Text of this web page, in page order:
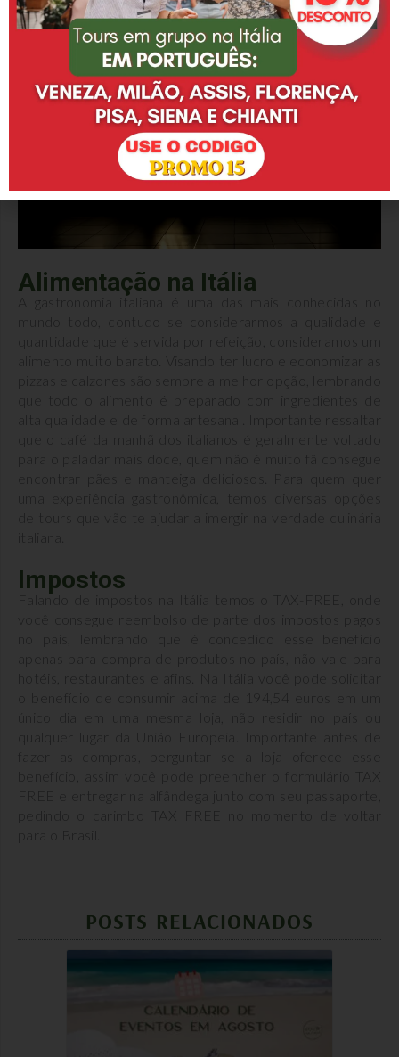
Alimentação na Itália
A gastronomia italiana é uma das mais conhecidas no
que todo o alimento é preparado com ingredientes de
que o café da manhã dos italianos é geralmente voltado
para o paladar mais doce, quem não é muito fã consegue
encontrar pães e manteiga deliciosos. Para quem quer
uma experiência gastronômica, temos diversas opções
de tours que vão te ajudar a imergir na verdade culinária
Impostos
Falando de impostos na Itália temos o TAX-FREE, onde
você consegue reembolso de parte dos impostos pagos
qualquer lugar da União Europeia. Importante antes de
fazer as compras, perguntar se a loja oferece esse
benefício, assim você pode preencher o formulário TAX
FREE e entregar na alfândega junto com seu passaporte,
pedindo o carimbo TAX FREE no momento de voltar
POSTS RELACIONADOS